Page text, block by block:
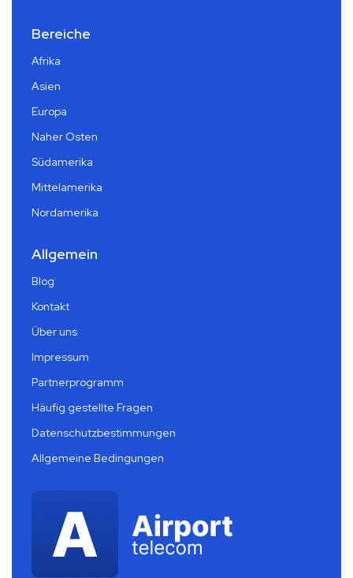
Bereiche
Afrika
Asien
Europa
Naher Osten
Südamerika
Mittelamerika
Nordamerika
Allgemein
Blog
Kontakt
Über uns
Impressum
Partnerprogramm
Häufig gestellte Fragen
Datenschutzbestimmungen
Allgemeine Bedingungen